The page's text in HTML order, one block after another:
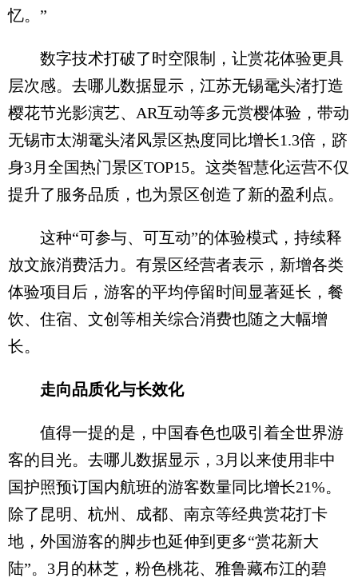
忆。”
数字技术打破了时空限制，让赏花体验更具
层次感。去哪儿数据显示，江苏无锡鼋头渚打造
樱花节光影演艺、AR互动等多元赏樱体验，带动
无锡市太湖鼋头渚风景区热度同比增长1.3倍，跻
身3月全国热门景区TOP15。这类智慧化运营不仅
提升了服务品质，也为景区创造了新的盈利点。
这种“可参与、可互动”的体验模式，持续释
放文旅消费活力。有景区经营者表示，新增各类
体验项目后，游客的平均停留时间显著延长，餐
饮、住宿、文创等相关综合消费也随之大幅增
长。
走向品质化与长效化
值得一提的是，中国春色也吸引着全世界游
客的目光。去哪儿数据显示，3月以来使用非中
国护照预订国内航班的游客数量同比增长21%。
除了昆明、杭州、成都、南京等经典赏花打卡
地，外国游客的脚步也延伸到更多“赏花新大
陆”。3月的林芝，粉色桃花、雅鲁藏布江的碧